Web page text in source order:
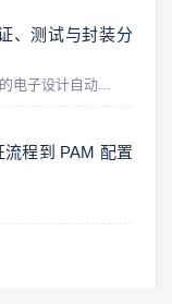
、测试与封装分
电子设计自动...
程到 PAM 配置